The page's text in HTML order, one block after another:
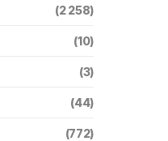
(2 258)
(10)
(3)
(44)
(772)